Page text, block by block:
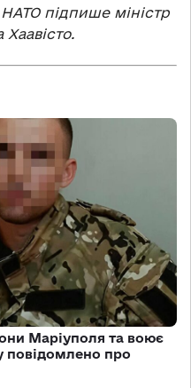
НАТО підпише міністр
Маріуполя та воює
повідомлено про